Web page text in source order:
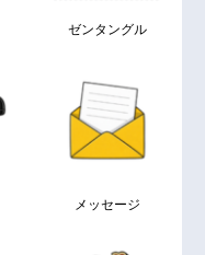
ゼンタングル
メッセージ